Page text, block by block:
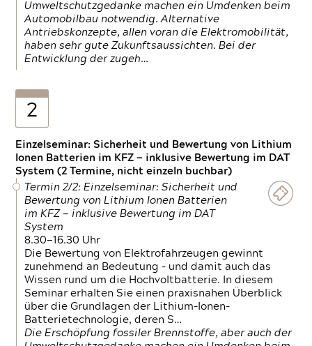
Umweltschutzgedanke machen ein Umdenken beim
Automobilbau notwendig. Alternative
Antriebskonzepte, allen voran die Elektromobilität,
haben sehr gute Zukunftsaussichten. Bei der
Entwicklung der zugeh…
2
Einzelseminar: Sicherheit und Bewertung von Lithium
Ionen Batterien im KFZ — inklusive Bewertung im DAT
System (2 Termine, nicht einzeln buchbar)
Termin 2/2: Einzelseminar: Sicherheit und
Bewertung von Lithium Ionen Batterien
im KFZ — inklusive Bewertung im DAT
System
8.30—16.30 Uhr
Die Bewertung von Elektrofahrzeugen gewinnt
zunehmend an Bedeutung – und damit auch das
Wissen rund um die Hochvoltbatterie. In diesem
Seminar erhalten Sie einen praxisnahen Überblick
über die Grundlagen der Lithium-Ionen-
Batterietechnologie, deren S…
Die Erschöpfung fossiler Brennstoffe, aber auch der